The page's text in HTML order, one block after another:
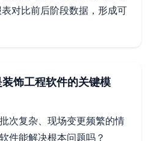
对比前后阶段数据，形成可
饰工程软件的关键模
次复杂、现场变更频繁的情
件能解决根本问题吗？